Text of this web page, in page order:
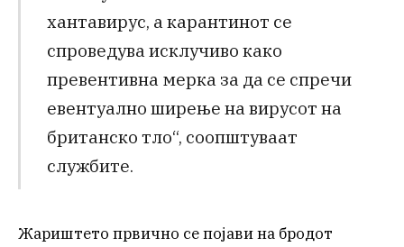
хантавирус, а карантинот се
спроведува исклучиво како
превентивна мерка за да се спречи
евентуално ширење на вирусот на
британско тло“, соопштуваат
службите.
Жариштето првично се појави на бродот